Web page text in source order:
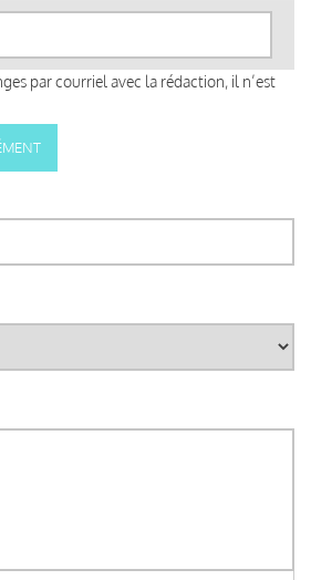
par courriel avec la rédaction, il n’est